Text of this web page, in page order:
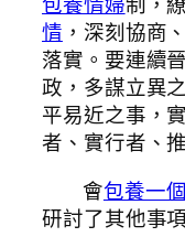
情 ，深刻協商
落實。要連續
政，多謀立異
平易近之事，
者、實行者、
會包養一
研討了其他事